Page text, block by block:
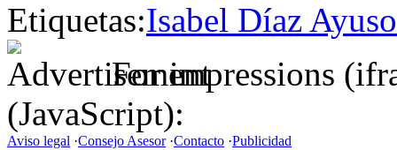
Etiquetas:Isabel Díaz Ayuso
For impressions
(JavaScript):
Aviso legal ·Consejo Asesor·Contacto ·Publicidad